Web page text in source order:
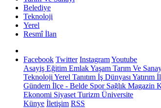
Belediye
Teknoloji
Yerel
Resmî İlan
Facebook Twitter InstagramYoutube
Asayiş Eğitim EmlakYaşam Tarım Ve
Teknoloji Yerel Tanıtım İş Dünyası Yatırım
Gündem İlçe - Belde SporSağlık Magazin
Ekonomi Siyaset Turizm Üniversite
Künye İletişim RSS